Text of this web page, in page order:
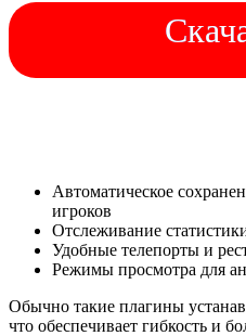
Автоматическое
игроков
Отслеживание
Удобные телепорты и
Режимы просмотра для
Обычно такие плагины
что обеспечивает гибкость и